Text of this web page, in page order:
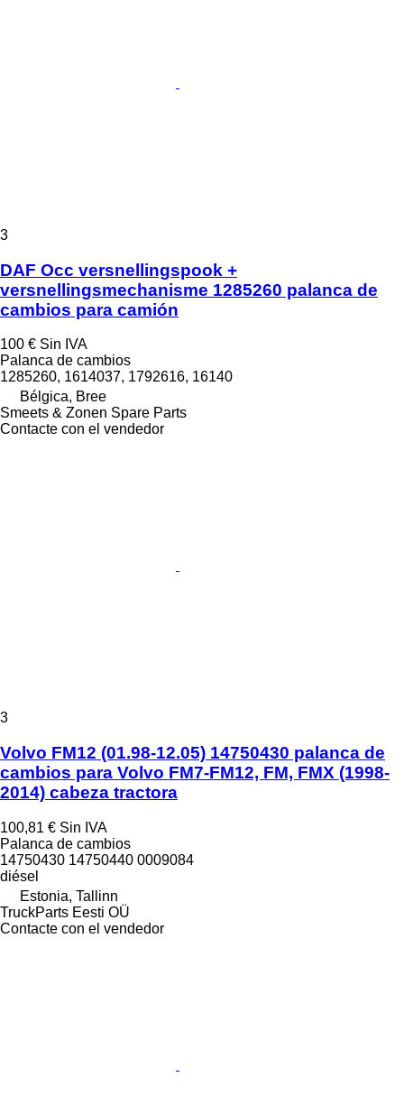
3
DAF Occ versnellingspook +
versnellingsmechanisme 1285260 palanca de
cambios para camión
100 € Sin IVA
Palanca de cambios
1285260, 1614037, 1792616, 16140
Bélgica, Bree
Smeets & Zonen Spare Parts
Contacte con el vendedor
3
Volvo FM12 (01.98-12.05) 14750430 palanca de
cambios para Volvo FM7-FM12, FM, FMX (1998-
2014) cabeza tractora
100,81 € Sin IVA
Palanca de cambios
14750430 14750440 0009084
diésel
Estonia, Tallinn
TruckParts Eesti OÜ
Contacte con el vendedor